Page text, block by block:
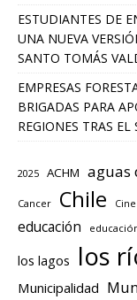
ESTUDIANTES DE
UNA NUEVA
SANTO TOMÁS
EMPRESAS
BRIGADAS PARA
REGIONES TRAS
2025 ACHM aguas
Cancer Chile Cine
educación
los lagos los
Municipalidad